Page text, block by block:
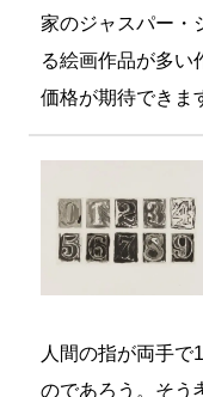
家のジャスパー・
る絵画作品が多い
価格が期待できま
人間の指が両手で
のであろう。そう